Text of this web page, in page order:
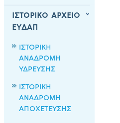
ΙΣΤΟΡΙΚΟ ΑΡΧΕΙΟ
ΕΥΔΑΠ
ΙΣΤΟΡΙΚΗ
ΑΝΑΔΡΟΜΗ
ΥΔΡΕΥΣΗΣ
ΙΣΤΟΡΙΚΗ
ΑΝΑΔΡΟΜΗ
ΑΠΟΧΕΤΕΥΣΗΣ